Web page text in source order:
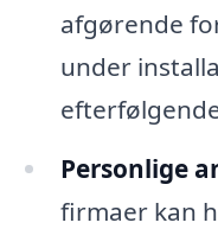
afgørende
under
Personlige
firmaer kan